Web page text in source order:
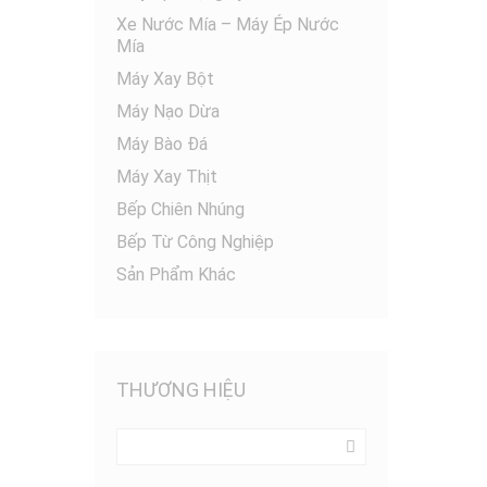
Xe Nước Mía – Máy Ép Nước
Mía
Máy Xay Bột
Máy Nạo Dừa
Máy Bào Đá
Máy Xay Thịt
Bếp Chiên Nhúng
Bếp Từ Công Nghiệp
Sản Phẩm Khác
THƯƠNG HIỆU